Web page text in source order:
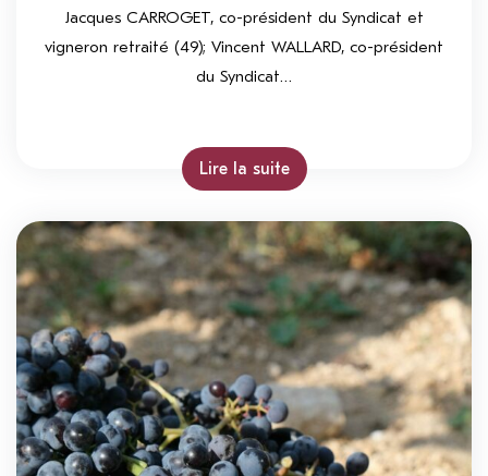
Jacques CARROGET, co-président du Syndicat et
vigneron retraité (49); Vincent WALLARD, co-président
du Syndicat…
Lire la suite